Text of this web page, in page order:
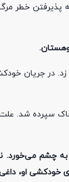
پذیرفتن خطر
خاک سپرده شد.
خودکشی او،